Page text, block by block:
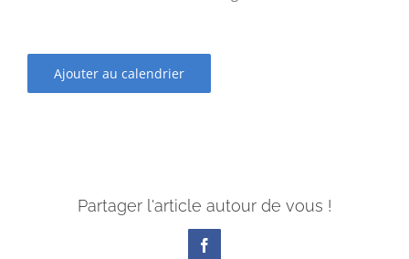
Ajouter au calendrier
Partager l'article autour de vous !
Facebook